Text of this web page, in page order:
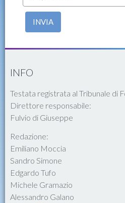
INVIA
INFO
Testata registrata al Tribunale di
Direttore responsabile:
Fulvio di Giuseppe
Redazione:
Emiliano Moccia
Sandro Simone
Edgardo Tufo
Michele Gramazio
Alessandro Galano